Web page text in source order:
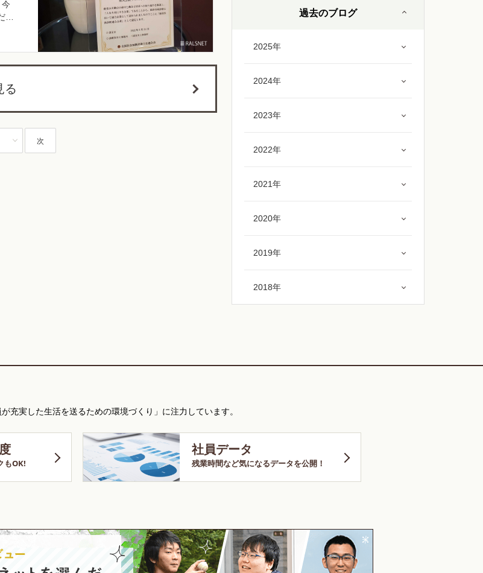
き
る
次
過去のブログ
2025年
2024年
2023年
2022年
2021年
2020年
2019年
2018年
充実した生活を送るための環境づくり」に注力しています。
もOK!
社員データ
残業時間など気になるデータを公開！